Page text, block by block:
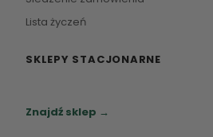
Lista życzeń
SKLEPY STACJONARNE
Znajdź sklep →